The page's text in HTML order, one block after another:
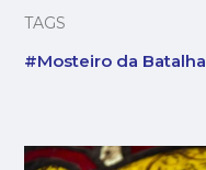
TAGS
#Mosteiro da Batalha